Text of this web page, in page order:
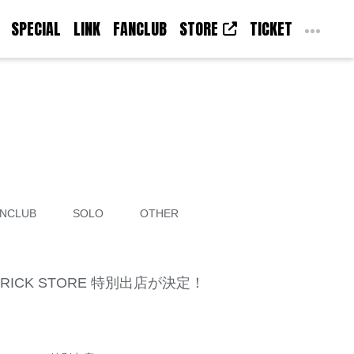
SPECIAL LINK FANCLUB STORE TICKET
SOLO OTHER
STORE 特別出店が決定！